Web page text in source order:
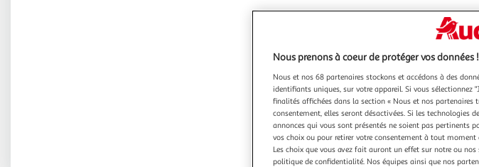
Nous prenons à coeur de protéger vos données !
Nous et nos 68 partenaires stockons et accédons à des
identifiants uniques, sur votre appareil. Si vous sélectionnez
finalités affichées dans la section « Nous et nos partenaires
consentement, elles seront désactivées. Si les technologies
annonces qui vous sont présentés ne soient pas pertinents
vos choix ou pour retirer votre consentement à tout moment
Les choix que vous avez fait auront un effet sur notre ou
politique de confidentialité. Nos équipes ainsi que nos